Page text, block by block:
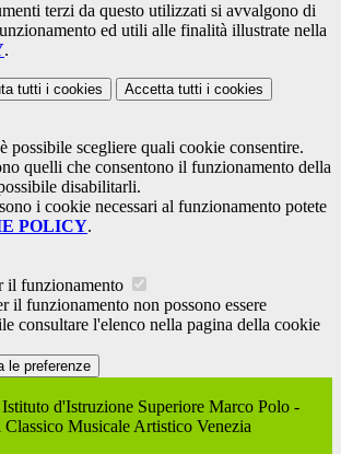
terzi da questo utilizzati si avvalgono di
ed utili alle finalità illustrate nella
.
tutti i cookies Accetta tutti i cookies
possibile scegliere quali cookie consentire.
quelli che consentono il funzionamento della
disabilitarli.
i cookie necessari al funzionamento potete
POLICY.
il funzionamento
il funzionamento non possono essere
consultare l'elenco nella pagina della cookie
le preferenze
Istituto d'Istruzione Superiore Marco Polo -
Musicale Artistico Venezia